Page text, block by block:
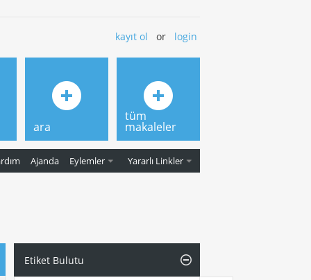
kayıt ol or login
Ajanda Eylemler Yararlı Linkler
ara
tüm
makaleler
Etiket Bulutu